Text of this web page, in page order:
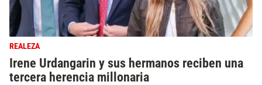
REALEZA
Irene Urdangarin y sus hermanos reciben una
tercera herencia millonaria